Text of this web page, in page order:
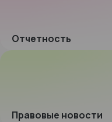
Отчетность
Правовые новости